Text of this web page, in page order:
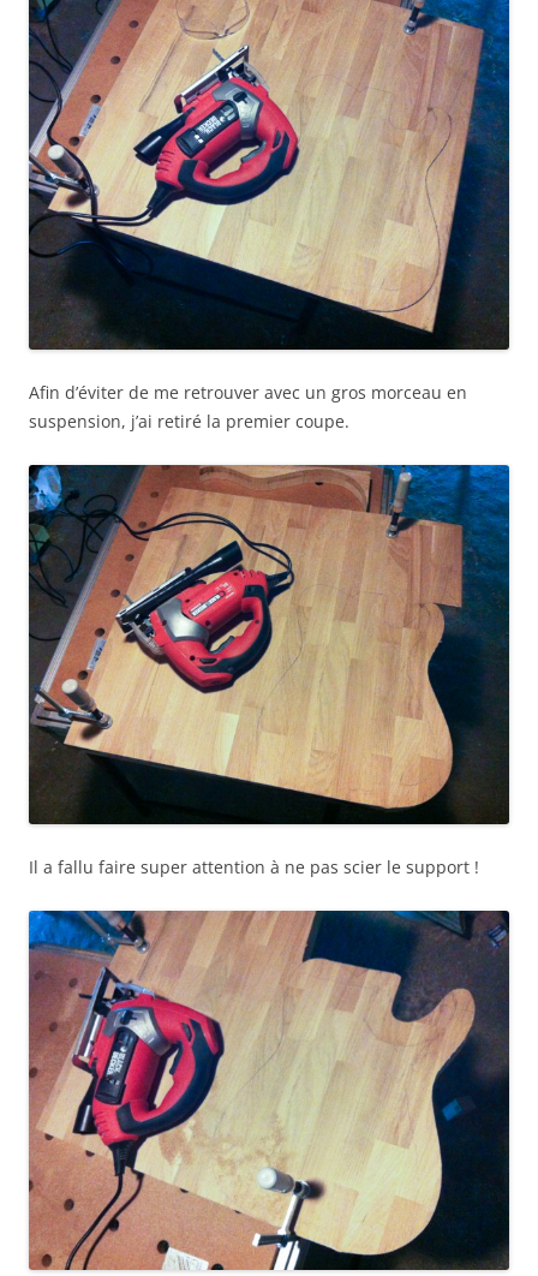
Afin d’éviter de me retrouver avec un gros morceau en
suspension, j’ai retiré la premier coupe.
Il a fallu faire super attention à ne pas scier le support !